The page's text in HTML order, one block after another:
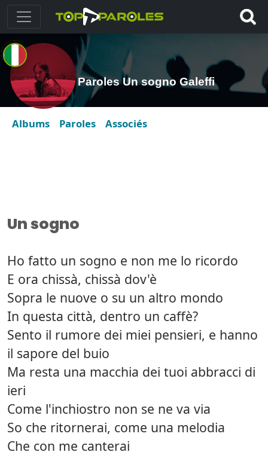
Paroles Un sogno Galeffi
Albums Paroles Associés
Un sogno
Ho fatto un sogno e non me lo ricordo
E ora chissà, chissà dov'è
Sopra le nuove o su un altro mondo
In questa città, dentro un caffè?
Sento il rumore dei miei pensieri, e hanno
il sapore del buio
Ma resta una macchia dei tuoi abbracci di
ieri
Come l'inchiostro non se ne va via
So che ritornerai, come una melodia
Che con me canterai